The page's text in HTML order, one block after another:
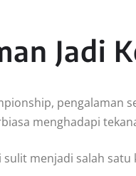
Jadi
pengalaman
menghadapi
menjadi salah